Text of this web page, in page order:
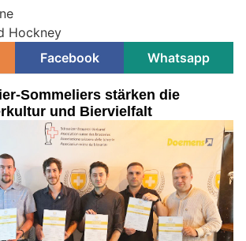
Hockney
Facebook Whatsapp
Sommeliers stärken die
und Biervielfalt